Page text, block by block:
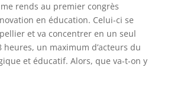
rends au premier congrès
en éducation. Celui-ci se
et va concentrer en un seul
un maximum d’acteurs du
et éducatif. Alors, que va-t-on y